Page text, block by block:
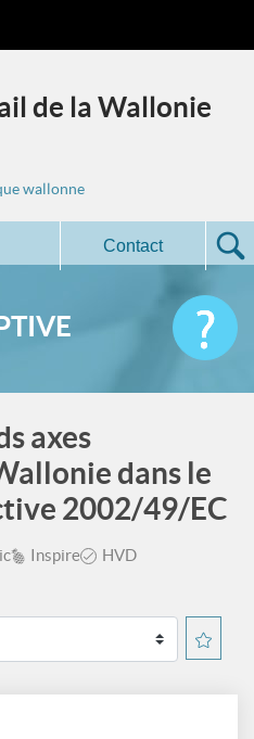
de la Wallonie
wallonne
Contact
axes
dans le
2002/49/EC
Inspire HVD